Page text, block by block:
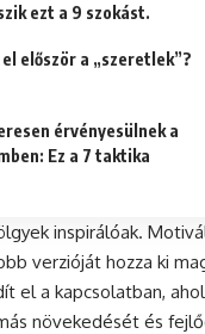
ezt a 9 szokást.
először a „szeretlek”?
érvényesülnek a
Ez a 7 taktika
inspirálóak.
verzióját hozza ki
el a kapcsolatban,
növekedését és